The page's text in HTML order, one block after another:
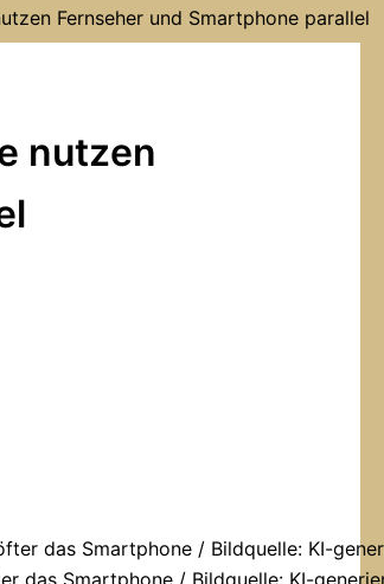
Fernseher und Smartphone parallel
nutzen
das Smartphone / Bildquelle: KI-